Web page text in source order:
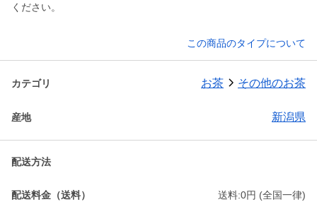
ください。
この商品のタイプについて
カテゴリ お茶 その他のお茶
産地 新潟県
配送方法
配送料金（送料） 送料:0円 (全国一律)